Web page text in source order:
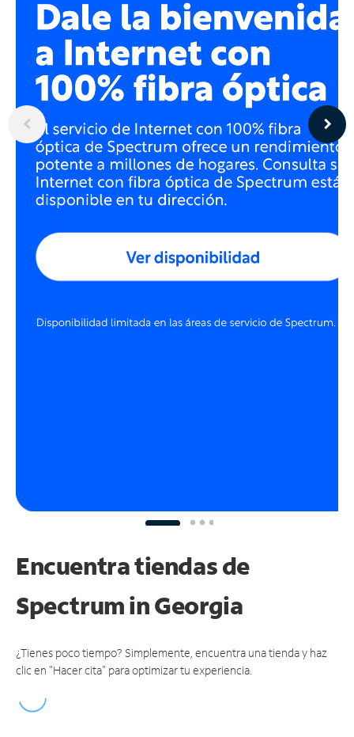
Encuentra tiendas de
Spectrumin Georgia
¿Tienes poco tiempo? Simplemente, encuentra una tienda y haz
clic en "Hacer cita" para optimizar tu experiencia.